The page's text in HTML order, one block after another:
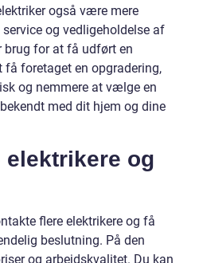
også være mere
og vedligeholdelse af
brug for at få udført en
få foretaget en opgradering,
og nemmere at vælge en
med dit hjem og dine
elektrikere og
flere elektrikere og få
beslutning. På den
og arbejdskvalitet. Du kan